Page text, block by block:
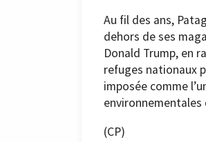
Au fil des ans,
dehors de ses
Donald Trump, en
refuges nationaux
imposée comme
environnementales
(CP)